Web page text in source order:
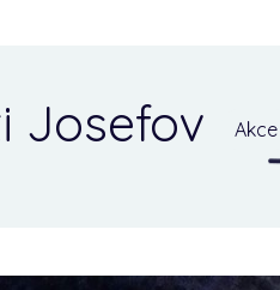
Josefov
Akce